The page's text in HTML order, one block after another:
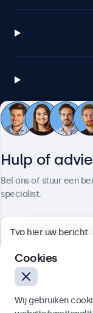
Hulp of
Bel ons of stuur een
specialist.
Cookies
Wij gebruiken